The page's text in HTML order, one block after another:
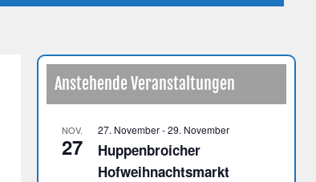
Anstehende Veranstaltungen
NOV.
27
27. November-29. November
Huppenbroicher
Hofweihnachtsmarkt